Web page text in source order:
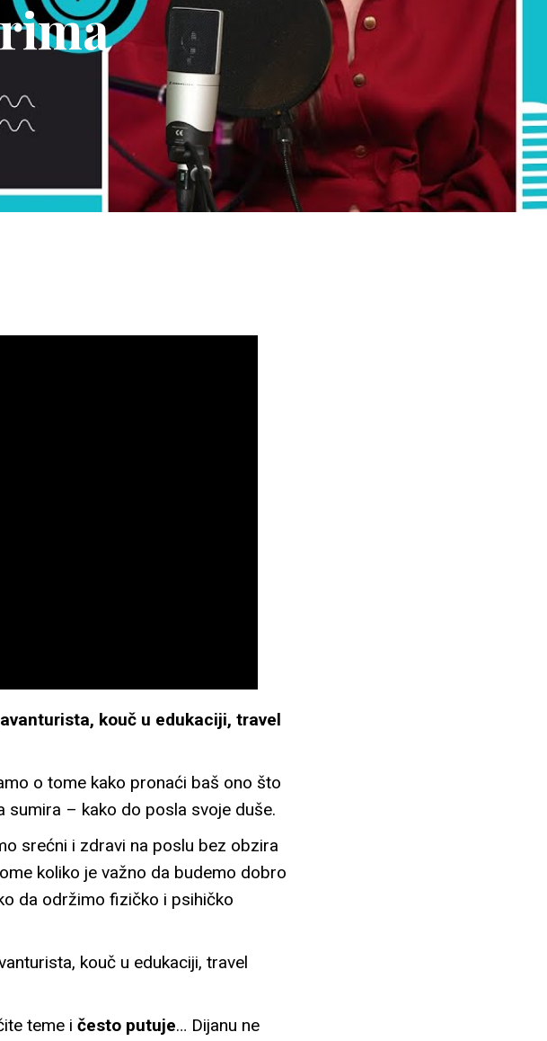
kouč u edukaciji, travel
o tome kako pronaći baš ono što
sumira – kako do posla svoje duše.
srećni i zdravi na poslu bez obzira
koliko je važno da budemo dobro
da održimo fizičko i psihičko
kouč u edukaciji, travel
teme i često putuje… Dijanu ne